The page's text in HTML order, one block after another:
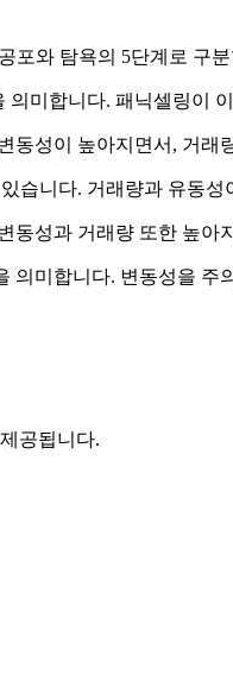
포와 탐욕의 5단계로 구
미합니다. 패닉셀링이
동성이 높아지면서, 거
습니다. 거래량과 유동
동성과 거래량 또한 높
의미합니다. 변동성을 주
공됩니다.